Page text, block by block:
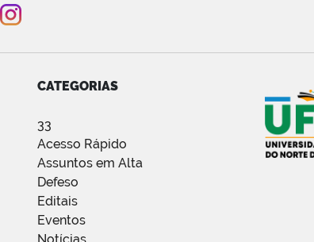
CATEGORIAS
33
Acesso Rápido
Assuntos em Alta
Defeso
Editais
Eventos